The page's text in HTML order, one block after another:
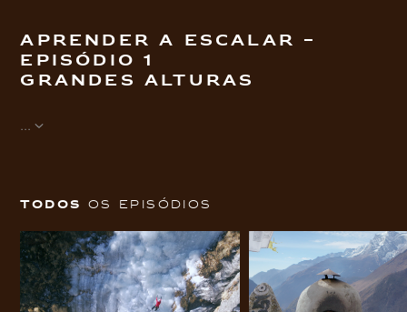
diretamente
conteúdo
principal
para o
rodapé
Aprender a escalar –
Episódio 1
Grandes alturas
...
Todos os episódios